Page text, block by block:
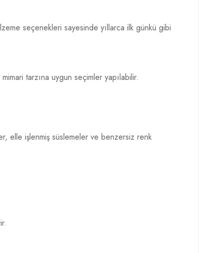
seçenekleri sayesinde yıllarca ilk günkü gibi
tarzına uygun seçimler yapılabilir.
elle işlenmiş süslemeler ve benzersiz renk